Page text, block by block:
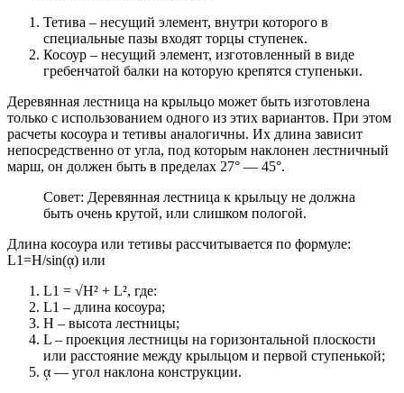
Тетива – несущий элемент, внутри которого в
специальные пазы входят торцы ступенек.
Косоур – несущий элемент, изготовленный в виде
гребенчатой балки на которую крепятся ступеньки.
Деревянная лестница на крыльцо может быть изготовлена
только с использованием одного из этих вариантов. При этом
расчеты косоура и тетивы аналогичны. Их длина зависит
непосредственно от угла, под которым наклонен лестничный
марш, он должен быть в пределах 27° — 45°.
Совет: Деревянная лестница к крыльцу не должна
быть очень крутой, или слишком пологой.
Длина косоура или тетивы рассчитывается по формуле:
L1=H/sin(ᾳ) или
L1 = √H² + L², где:
L1 – длина косоура;
Н – высота лестницы;
L – проекция лестницы на горизонтальной плоскости
или расстояние между крыльцом и первой ступенькой;
ᾳ — угол наклона конструкции.